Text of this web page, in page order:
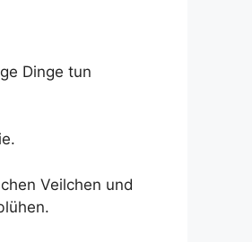
Dinge tun
Veilchen und